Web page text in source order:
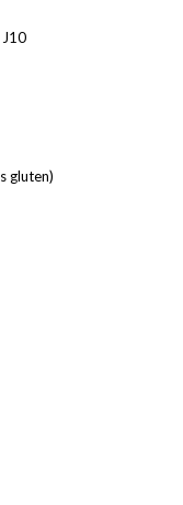
J10
gluten)